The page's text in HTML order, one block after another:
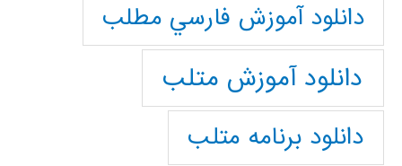
دانلود آموزش فارسي مطلب
دانلود آموزش متلب
دانلود برنامه متلب